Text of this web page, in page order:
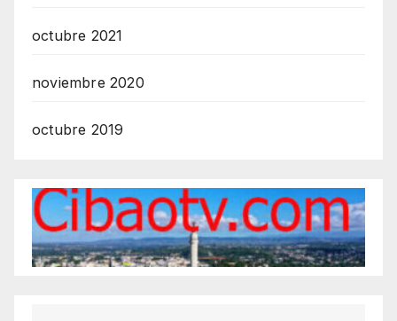
octubre 2021
noviembre 2020
octubre 2019